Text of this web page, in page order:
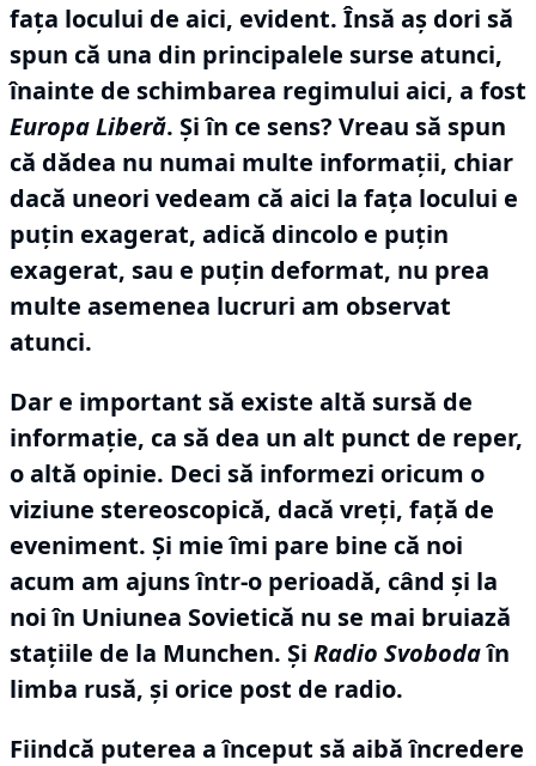
faţa locului de aici, evident. Însă aş dori să
spun că una din principalele surse atunci,
înainte de schimbarea regimului aici, a fost
Europa Liberă. Şi în ce sens? Vreau să spun
că dădea nu numai multe informaţii, chiar
dacă uneori vedeam că aici la faţa locului e
puţin exagerat, adică dincolo e puţin
exagerat, sau e puţin deformat, nu prea
multe asemenea lucruri am observat
atunci.
Dar e important să existe altă sursă de
informaţie, ca să dea un alt punct de reper,
o altă opinie. Deci să informezi oricum o
viziune stereoscopică, dacă vreţi, faţă de
eveniment. Şi mie îmi pare bine că noi
acum am ajuns într-o perioadă, când şi la
noi în Uniunea Sovietică nu se mai bruiază
staţiile de la Munchen. Şi Radio Svobodaîn
limba rusă, şi orice post de radio.
Fiindcă puterea a început să aibă încredere